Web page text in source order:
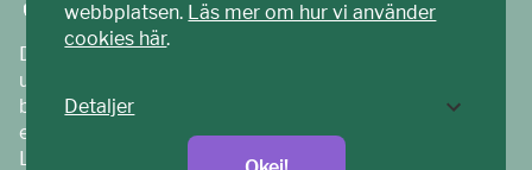
Ditt ECPAT har tagits fram tillsammans med barn och
unga. Vi är en del av ECPAT Sverige – en
barnrättsorganisation som arbetar mot sexuell
exploatering av barn.
Läs mer på
webbplatsen. Läs mer om hur vi använder
cookies här.
Detaljer